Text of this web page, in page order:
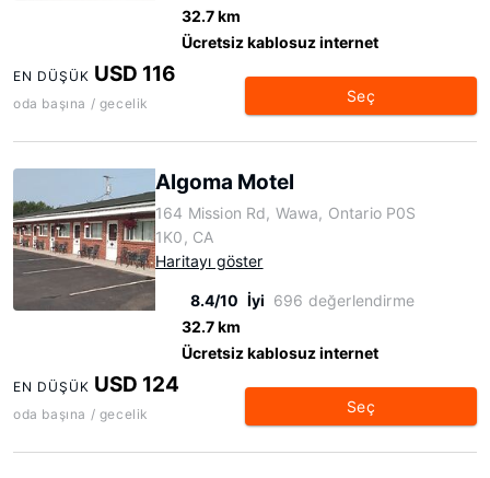
32.7 km
Ücretsiz kablosuz internet
EN DÜŞÜK USD 116
oda başına / gecelik Seç
Algoma Motel
164 Mission Rd, Wawa, Ontario P0S
1K0, CA
Haritayı göster
8.4/10 İyi 696 değerlendirme
32.7 km
Ücretsiz kablosuz internet
EN DÜŞÜK USD 124
oda başına / gecelik Seç